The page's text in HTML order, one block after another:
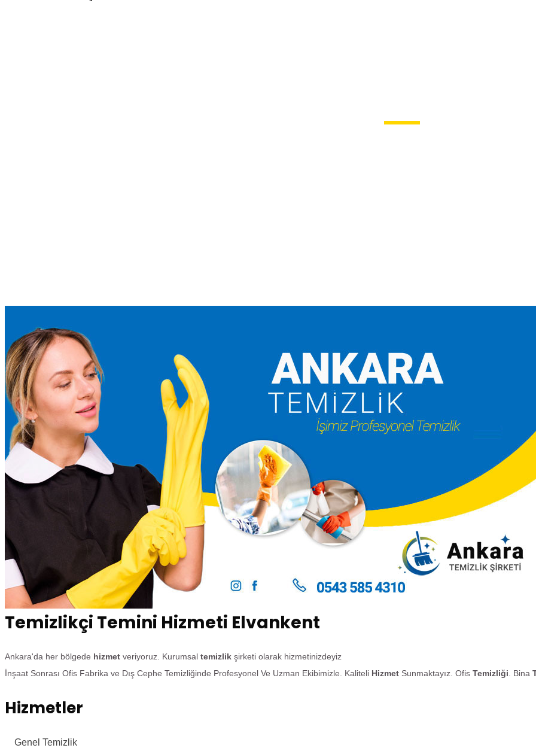
Temizlikçi Temini Hizmeti Elvankent
Ankara'da her bölgede hizmet veriyoruz. Kurumsal temizlik şirketi olarak hizmetinizdeyiz
İnşaat Sonrası Ofis Fabrika ve Dış Cephe Temizliğinde Profesyonel Ve Uzman Ekibimizle. Kaliteli Hizmet Sunmaktayız. Ofis Temizliği . Bina
Hizmetler
Genel Temizlik